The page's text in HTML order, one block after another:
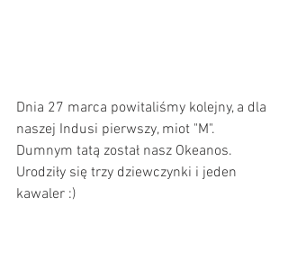
Dnia 27 marca powitaliśmy kolejny, a dla
naszej Indusi pierwszy, miot "M".
Dumnym tatą został nasz Okeanos.
Urodziły się trzy dziewczynki i jeden
kawaler :)